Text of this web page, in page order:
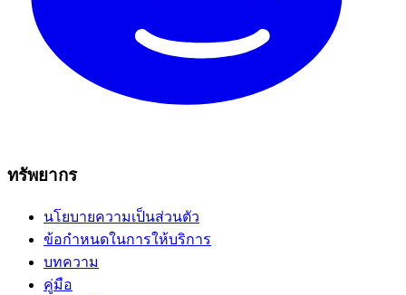
ทรัพยากร
นโยบายความเป็นส่วนตัว
ข้อกำหนดในการให้บริการ
บทความ
คู่มือ